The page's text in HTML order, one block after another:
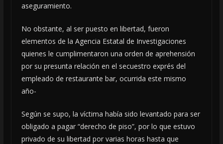
aseguramiento.
No obstante, al ser puesto en libertad, fueron
elementos de la Agencia Estatal de Investigaciones
quienes le cumplimentaron una orden de aprehensión
por su presunta relación en el secuestro exprés del
empleado de restaurante bar, ocurrida este mismo
año-
Según se supo, la víctima había sido levantado para ser
obligado a pagar “derecho de piso”, por lo que estuvo
privado de su libertad por varias horas hasta que